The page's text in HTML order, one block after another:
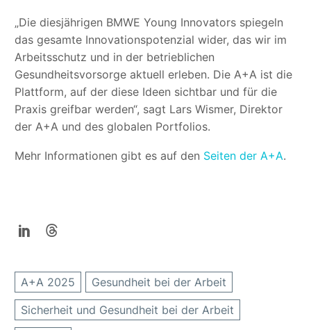
„Die diesjährigen BMWE Young Innovators spiegeln
das gesamte Innovationspotenzial wider, das wir im
Arbeitsschutz und in der betrieblichen
Gesundheitsvorsorge aktuell erleben. Die A+A ist die
Plattform, auf der diese Ideen sichtbar und für die
Praxis greifbar werden“, sagt Lars Wismer, Direktor
der A+A und des globalen Portfolios.
Mehr Informationen gibt es auf den Seiten der A+A.
A+A 2025
Gesundheit bei der Arbeit
Sicherheit und Gesundheit bei der Arbeit